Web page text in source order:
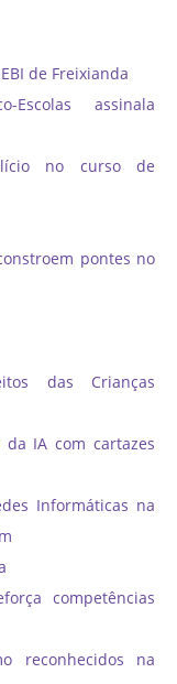
de Freixianda
assinala
no curso de
pontes no
das Crianças
da IA com cartazes
Informáticas na
competências
reconhecidos na